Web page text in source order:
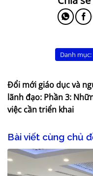
Danh mục:
Đổi mới giáo dục và
lãnh đạo: Phần 3:
việc cần triển khai
Bài viết cùng chủ